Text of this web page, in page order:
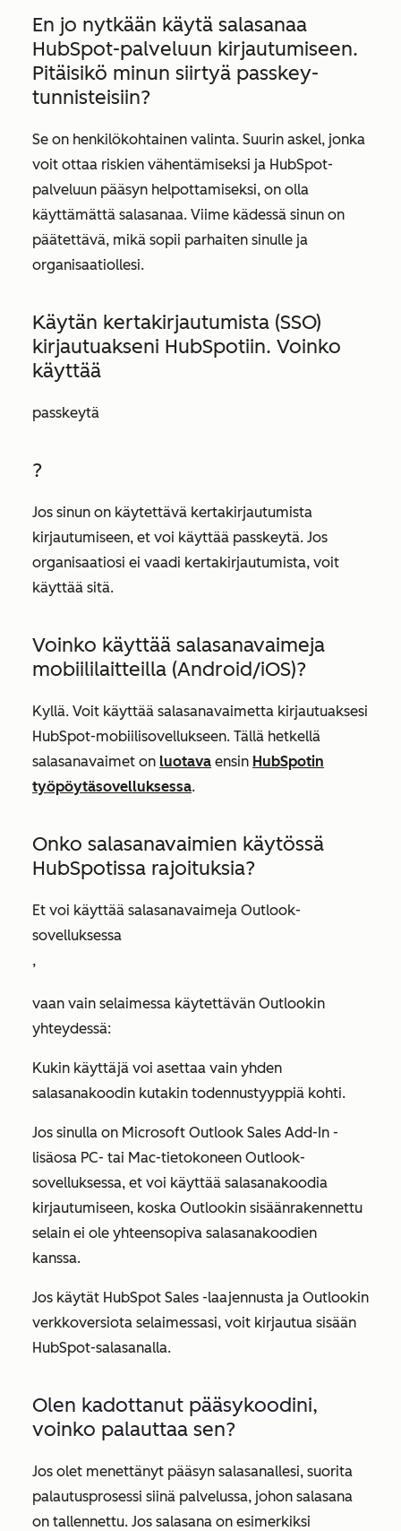
En jo nytkään käytä salasanaa
HubSpot-palveluun kirjautumiseen.
Pitäisikö minun siirtyä passkey-
tunnisteisiin?
Se on henkilökohtainen valinta. Suurin askel, jonka
voit ottaa riskien vähentämiseksi ja HubSpot-
palveluun pääsyn helpottamiseksi, on olla
käyttämättä salasanaa. Viime kädessä sinun on
päätettävä, mikä sopii parhaiten sinulle ja
organisaatiollesi.
Käytän kertakirjautumista (SSO)
kirjautuakseni HubSpotiin. Voinko
käyttää
passkeytä
?
Jos sinun on käytettävä kertakirjautumista
kirjautumiseen, et voi käyttää passkeytä. Jos
organisaatiosi ei vaadi kertakirjautumista, voit
käyttää sitä.
Voinko käyttää salasanavaimeja
mobiililaitteilla (Android/iOS)?
Kyllä. Voit käyttää salasanavaimetta kirjautuaksesi
HubSpot-mobiilisovellukseen. Tällä hetkellä
salasanavaimet on luotava ensin HubSpotin
työpöytäsovelluksessa.
Onko salasanavaimien käytössä
HubSpotissa rajoituksia?
Et voi käyttää salasanavaimeja Outlook-
sovelluksessa
,
vaan vain selaimessa käytettävän Outlookin
yhteydessä:
Kukin käyttäjä voi asettaa vain yhden
salasanakoodin kutakin todennustyyppiä kohti.
Jos sinulla on Microsoft Outlook Sales Add-In -
lisäosa PC- tai Mac-tietokoneen Outlook-
sovelluksessa, et voi käyttää salasanakoodia
kirjautumiseen, koska Outlookin sisäänrakennettu
selain ei ole yhteensopiva salasanakoodien
kanssa.
Jos käytät HubSpot Sales -laajennusta ja Outlookin
verkkoversiota selaimessasi, voit kirjautua sisään
HubSpot-salasanalla.
Olen kadottanut pääsykoodini,
voinko palauttaa sen?
Jos olet menettänyt pääsyn salasanallesi, suorita
palautusprosessi siinä palvelussa, johon salasana
on tallennettu. Jos salasana on esimerkiksi